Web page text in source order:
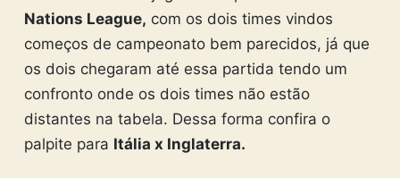
Nations League, com os dois times vindos
começos de campeonato bem parecidos, já que
os dois chegaram até essa partida tendo um
confronto onde os dois times não estão
distantes na tabela. Dessa forma confira o
palpite para Itália x Inglaterra.